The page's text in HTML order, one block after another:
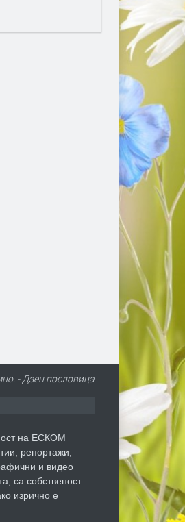
- Дзен пословицa
на ЕСКОМ
репортажи,
и видео
са собственост
изрично е